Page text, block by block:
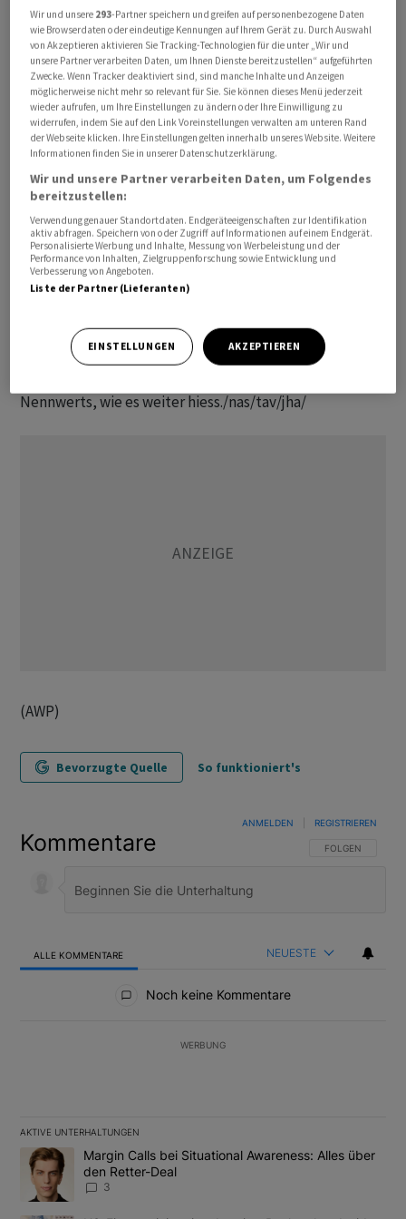
Üblicherweise befürchten Anleger bei einer solchen
Transaktion einen Verwässerungseffekt: Werden die
Anleihen in Aktien gewandelt, steigt die Zahl der
Aktien, auf die sich der erzielte Gewinn verteilt.
Die Papiere wurden Investoren ausserhalb der USA
angeboten. Das Bezugsrecht bestehender Aktionäre
war ausgeschlossen. Die bis zum 30. Juni 2031 laufenden
Papiere wurden ohne laufende Verzinsung mit einem
Nennwert von 100.000 Euro pro Stück begeben. Sie
können in Vonovia-Aktien gewandelt oder alternativ in
bar zurückgezahlt werden. Dabei werde die Anleihe mit
einer Wandlungsprämie von 37,5 Prozent auf den
Rückkauf oder Zurückzahlung ergebe sich bis zur
Fälligkeit eine Rendite von 1,875 Prozent pro Jahr. Der
Nennwerts, wie es weiter hiess./nas/tav/jha/
(AWP)
Bevorzugte Quelle So funktioniert's
Kommentare FOLGE DIESER
FOLGEN
ANMELDEN REGISTRIEREN
ALLE KOMMENTARE NEUESTE
Noch keine Kommentare
WERBUNG
AKTIVE UNTERHALTUNGEN
Das Folgende ist eine Liste der am meisten kommentierten
Ein Trendartikel mit dem Titel "Margin Calls bei Situational
Margin Calls bei Situational Awareness: Alles über
den Retter-Deal
3
Wir und unsere 293-Partner speichern und greifen auf personenbezogene Daten
wie Browserdaten oder eindeutige Kennungen auf Ihrem Gerät zu. Durch Auswahl
von Akzeptieren aktivieren Sie Tracking-Technologien für die unter „Wir und
unsere Partner verarbeiten Daten, um Ihnen Dienste bereitzustellen“ aufgeführten
Zwecke. Wenn Tracker deaktiviert sind, sind manche Inhalte und Anzeigen
möglicherweise nicht mehr so relevant für Sie. Sie können dieses Menü jederzeit
wieder aufrufen, um Ihre Einstellungen zu ändern oder Ihre Einwilligung zu
widerrufen, indem Sie auf den Link Voreinstellungen verwalten am unteren Rand
der Webseite klicken. Ihre Einstellungen gelten innerhalb unseres Website. Weitere
Informationen finden Sie in unserer Datenschutzerklärung.
Wir und unsere Partner verarbeiten Daten, um Folgendes
bereitzustellen:
Verwendung genauer Standortdaten. Endgeräteeigenschaften zur Identifikation
aktiv abfragen. Speichern von oder Zugriff auf Informationen auf einem Endgerät.
Personalisierte Werbung und Inhalte, Messung von Werbeleistung und der
Performance von Inhalten, Zielgruppenforschung sowie Entwicklung und
Verbesserung von Angeboten.
Liste der Partner (Lieferanten)
EINSTELLUNGEN AKZEPTIEREN